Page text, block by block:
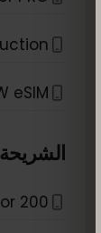
eSIM
الشريحة
200